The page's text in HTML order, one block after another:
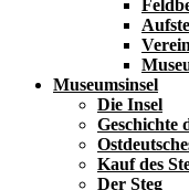
Museumsinsel
Die Insel
Geschichte
Kauf des
Der Steg